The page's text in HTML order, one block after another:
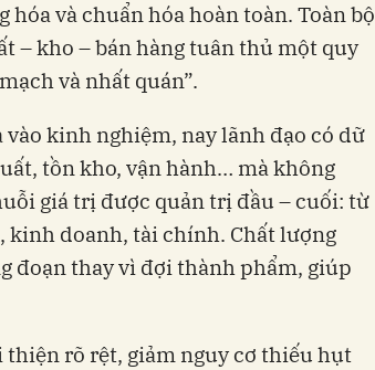
và chuẩn hóa hoàn toàn. Toàn bộ
– kho – bán hàng tuân thủ một quy
và nhất quán”.
kinh nghiệm, nay lãnh đạo có dữ
tồn kho, vận hành… mà không
giá trị được quản trị đầu – cuối: từ
kinh doanh, tài chính. Chất lượng
đoạn thay vì đợi thành phẩm, giúp
thiện rõ rệt, giảm nguy cơ thiếu hụt